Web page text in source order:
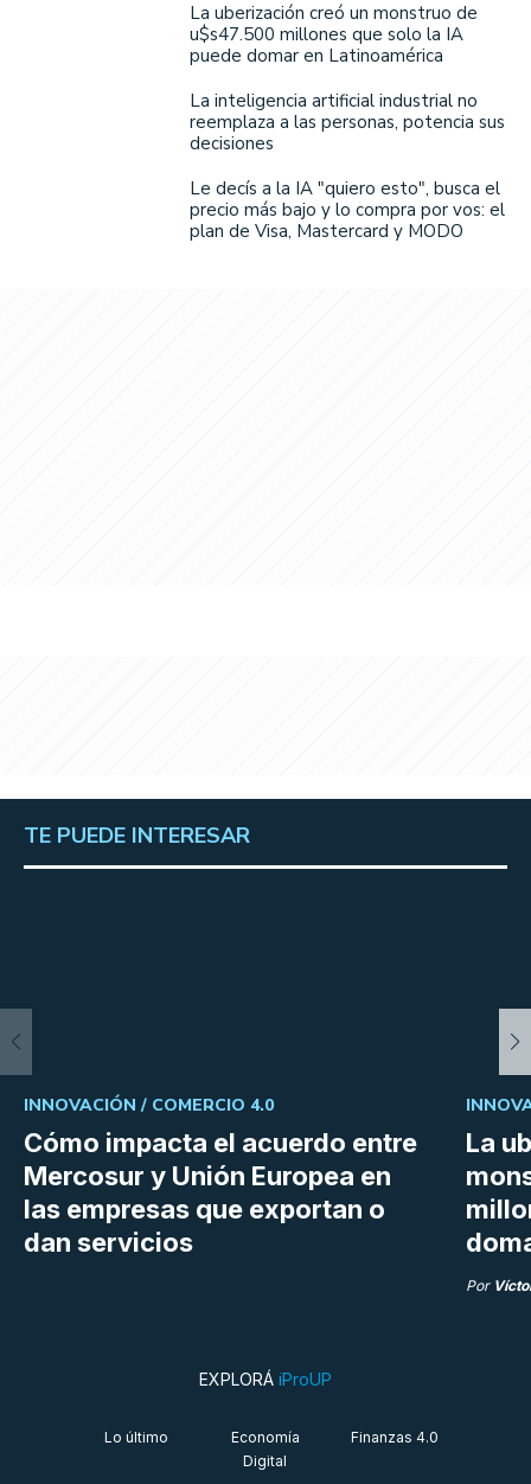
La uberización creó un monstruo de
u$s47.500 millones que solo la IA
puede domar en Latinoamérica
La inteligencia artificial industrial no
reemplaza a las personas, potencia sus
decisiones
Le decís a la IA "quiero esto", busca el
precio más bajo y lo compra por vos: el
plan de Visa, Mastercard y MODO
TE PUEDE INTERESAR
Cómo impacta el acuerdo entre
Mercosur y Unión Europea en
las empresas que exportan o
dan servicios
INNOVACIÓN / COMERCIO 4.0
La
Por
EXPLORÁ iProUP
Lo último
Economía
Digital
Finanzas 4.0